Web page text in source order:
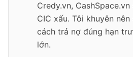
Credy.vn,
CIC xấu. Tôi khuyên
cách trả nợ đúng hạn
lớn.